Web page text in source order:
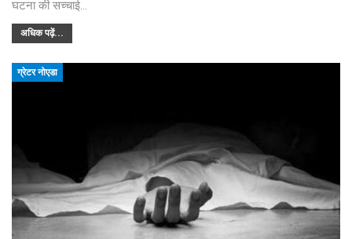
घटना की सच्चाई…
अधिक पढ़ें...
ग्रेटर नोएडा